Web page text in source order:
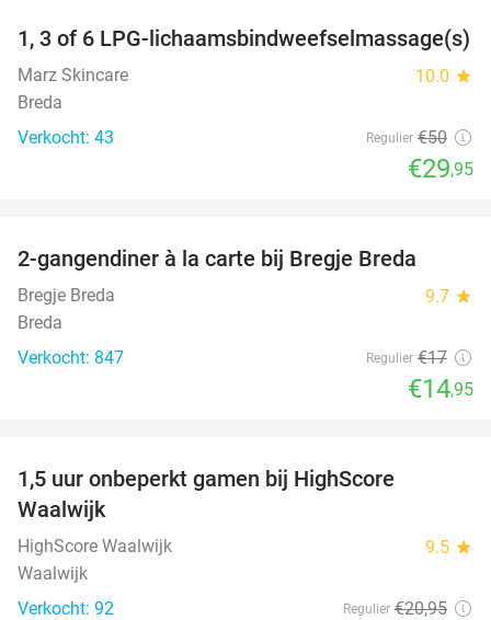
40%
1, 3 of 6 LPG-lichaamsbindweefselmassage(s)
Marz Skincare 10.0 star
Breda
Verkocht: 43
Regulier €50
€29,95
2-gangendiner à la carte bij Bregje Breda
Bregje Breda 9.7 star
Breda
Verkocht: 847
Regulier €17
€14,95
1,5 uur onbeperkt gamen bij HighScore
Waalwijk
HighScore Waalwijk 9.5 star
Waalwijk
Verkocht: 92
Regulier €20,95